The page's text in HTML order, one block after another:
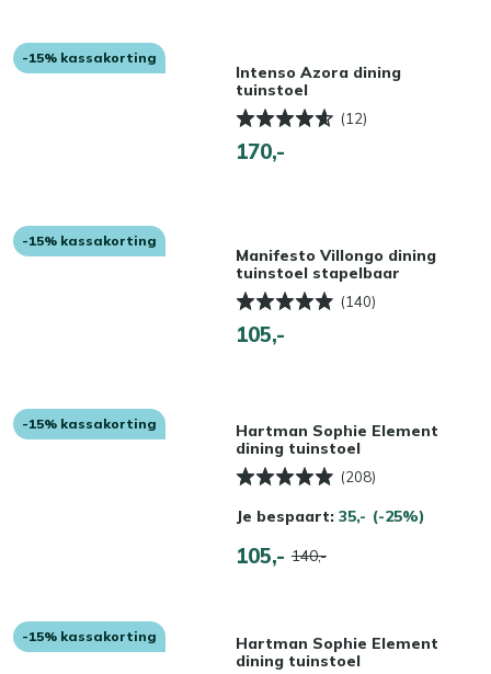
-15% kassakorting
Intenso Azora dining
tuinstoel
(12)
170,-
-15% kassakorting
Manifesto Villongo dining
tuinstoel stapelbaar
(140)
105,-
-15% kassakorting
Hartman Sophie Element
dining tuinstoel
(208)
Je bespaart: 35,- (-25%)
105,- 140,-
-15% kassakorting
Hartman Sophie Element
dining tuinstoel